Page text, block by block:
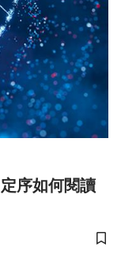
序如何閱讀
儲